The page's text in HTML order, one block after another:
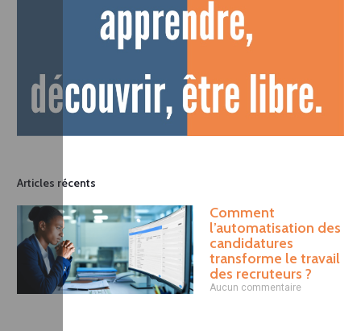
Articles récents
Comment
l’automatisation des
candidatures
transforme le travail
des recruteurs ?
Aucun commentaire